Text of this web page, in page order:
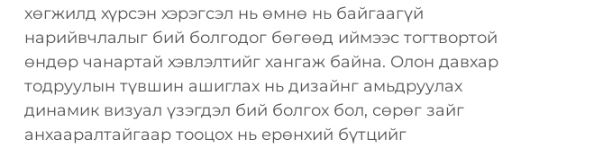
хөгжилд хүрсэн хэрэгсэл нь өмнө нь байгаагүй
нарийвчлалыг бий болгодог бөгөөд иймээс тогтвортой
өндөр чанартай хэвлэлтийг хангаж байна. Олон давхар
тодруулын түвшин ашиглах нь дизайнг амьдруулах
динамик визуал үзэгдэл бий болгох бол, сөрөг зайг
анхааралтайгаар тооцох нь ерөнхий бүтцийг